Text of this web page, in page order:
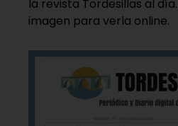
la revista Tordesillas al
imagen para verla online.